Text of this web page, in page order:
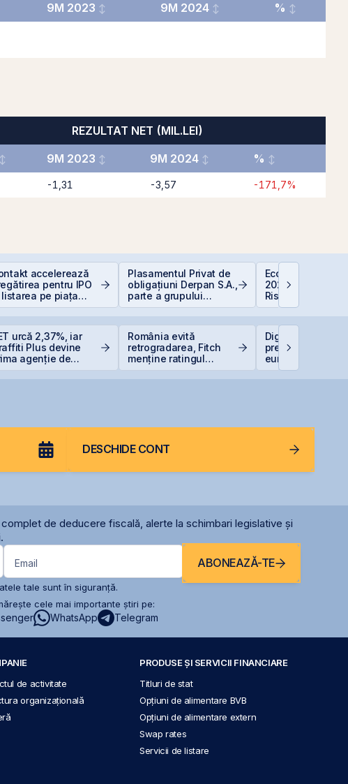
9M 2023 9M 2024 %
REZULTAT NET (MIL.LEI)
9M 2023 9M 2024 %
-1,31 -3,57 -171,7%
accelerează
pentru IPO
listarea pe piața
a BVB
Plasamentul Privat de
obligațiuni Derpan S.A.,
parte a grupului
Golden Foods Snacks,
Economia
2026:
Riscuri pentru
Investitori
urcă 2,37%, iar
Plus devine
agenție de
România evită
retrogradarea, Fitch
menține ratingul
Digi Spain
prețul IPO la 5,60
euro/acțiune
DESCHIDE CONT
de deducere fiscală, alerte la schimbari legislative și
Email ABONEAZĂ-TE
tale sunt în siguranță.
cele mai importante știri pe:
WhatsApp Telegram
de activitate
organizațională
PRODUSE ȘI SERVICII FINANCIARE
Titluri de stat
Opțiuni de alimentare BVB
Opțiuni de alimentare extern
Swap rates
Servicii de listare